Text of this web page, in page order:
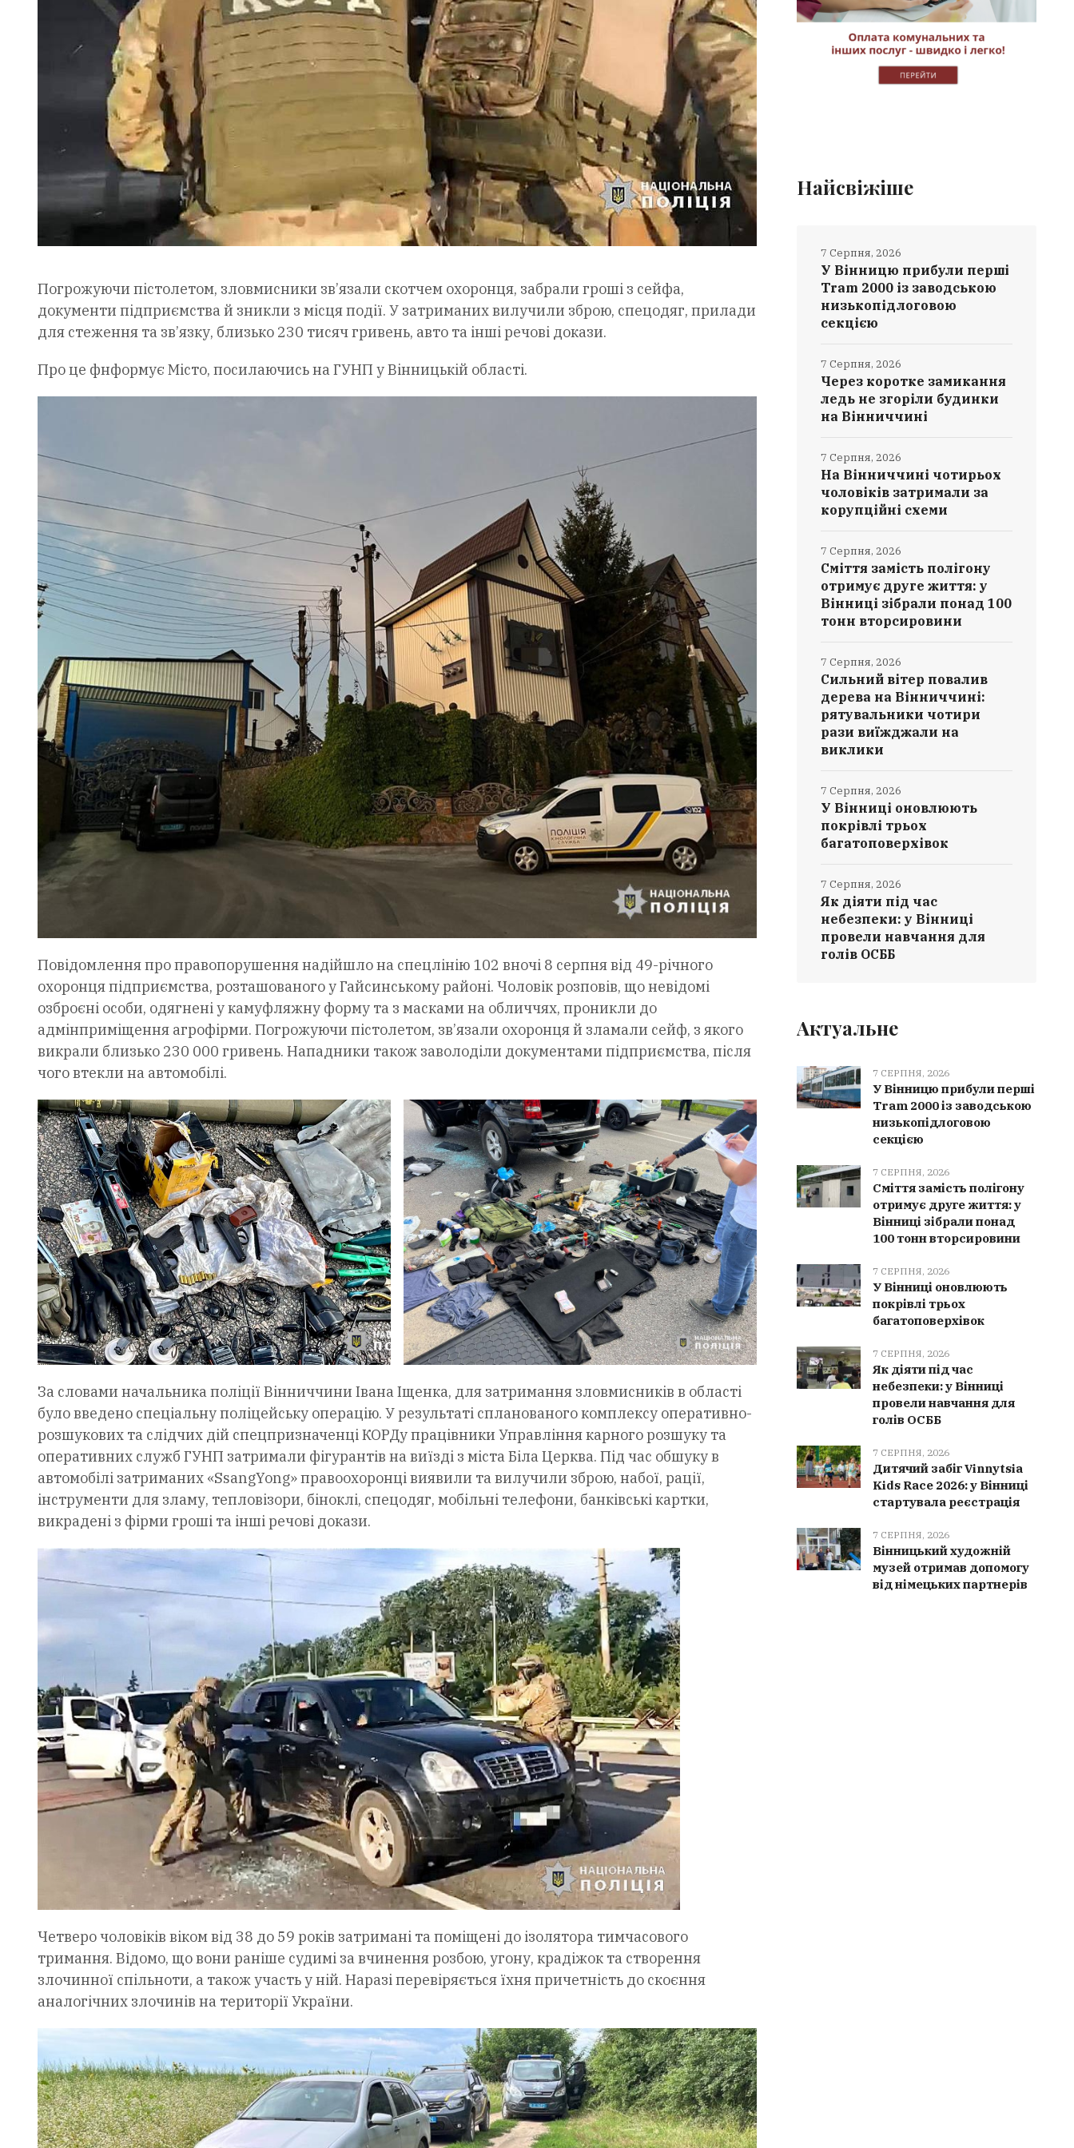
Погрожуючи пістолетом, зловмисники зв’язали скотчем охоронця, забрали гроші з сейфа,
документи підприємства й зникли з місця події. У затриманих вилучили зброю, спецодяг, прилади
для стеження та зв’язку, близько 230 тисяч гривень, авто та інші речові докази.
Про це фнформує Місто, посилаючись на ГУНП у Вінницькій області.
Повідомлення про правопорушення надійшло на спецлінію 102 вночі 8 серпня від 49-річного
охоронця підприємства, розташованого у Гайсинському районі. Чоловік розповів, що невідомі
озброєні особи, одягнені у камуфляжну форму та з масками на обличчях, проникли до
адмінприміщення агрофірми. Погрожуючи пістолетом, зв’язали охоронця й зламали сейф, з якого
викрали близько 230 000 гривень. Нападники також заволоділи документами підприємства, після
чого втекли на автомобілі.
За словами начальника поліції Вінниччини Івана Іщенка, для затримання зловмисників в області
було введено спеціальну поліцейську операцію. У результаті спланованого комплексу оперативно-
розшукових та слідчих дій спецпризначенці КОРДу працівники Управління карного розшуку та
оперативних служб ГУНП затримали фігурантів на виїзді з міста Біла Церква. Під час обшуку в
автомобілі затриманих «SsangYong» правоохоронці виявили та вилучили зброю, набої, рації,
інструменти для зламу, тепловізори, біноклі, спецодяг, мобільні телефони, банківські картки,
викрадені з фірми гроші та інші речові докази.
Четверо чоловіків віком від 38 до 59 років затримані та поміщені до ізолятора тимчасового
тримання. Відомо, що вони раніше судимі за вчинення розбою, угону, крадіжок та створення
злочинної спільноти, а також участь у ній. Наразі перевіряється їхня причетність до скоєння
аналогічних злочинів на території України.
Найсвіжіше
У Вінницю прибули перші
Tram 2000 із заводською
низькопідлоговою
секцією
7 Серпня, 2026
Через коротке замикання
ледь не згоріли будинки
на Вінниччині
7 Серпня, 2026
На Вінниччині чотирьох
чоловіків затримали за
корупційні схеми
7 Серпня, 2026
Сміття замість полігону
отримує друге життя: у
Вінниці зібрали понад 100
тонн вторсировини
7 Серпня, 2026
Сильний вітер повалив
дерева на Вінниччині:
рятувальники чотири
рази виїжджали на
виклики
7 Серпня, 2026
У Вінниці оновлюють
покрівлі трьох
багатоповерхівок
7 Серпня, 2026
Як діяти під час
небезпеки: у Вінниці
провели навчання для
голів ОСББ
7 Серпня, 2026
Актуальне
7 СЕРПНЯ, 2026
У Вінницю прибули перші
Tram 2000 із заводською
низькопідлоговою
секцією
7 СЕРПНЯ, 2026
Сміття замість полігону
отримує друге життя: у
Вінниці зібрали понад
100 тонн вторсировини
7 СЕРПНЯ, 2026
У Вінниці оновлюють
покрівлі трьох
багатоповерхівок
7 СЕРПНЯ, 2026
Як діяти під час
небезпеки: у Вінниці
провели навчання для
голів ОСББ
7 СЕРПНЯ, 2026
Дитячий забіг Vinnytsia
Kids Race 2026: у Вінниці
стартувала реєстрація
7 СЕРПНЯ, 2026
Вінницький художній
музей отримав допомогу
від німецьких партнерів